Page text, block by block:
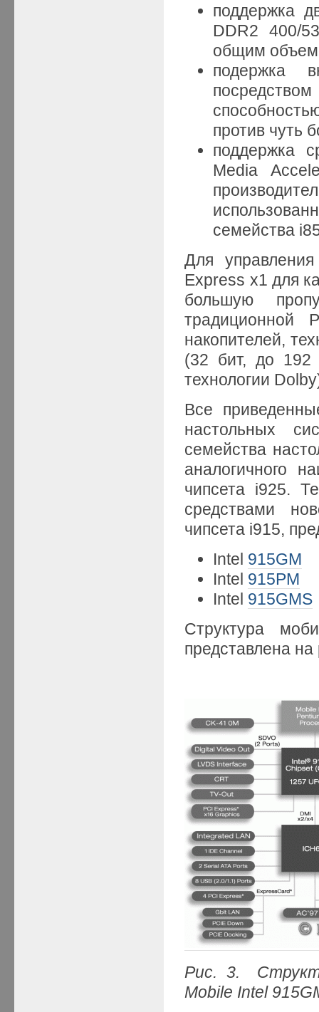
поддержка
DDR2 400/
общим
подержка
против чуть
поддержка
Media
семейства
Для
Express x1 для
большую
традиционной
накопителей,
(32 бит, до 192
технологии
Все
настольных
семейства
аналогичного
чипсета i925.
средствами
чипсета i915,
Intel 915GM
Intel 915PM
Intel 915GMS
Структура
представлена на
Рис. 3.
Mobile Intel